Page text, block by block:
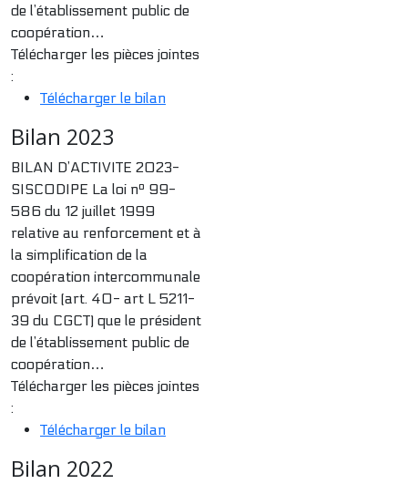
de l’établissement public de
coopération…
Télécharger les pièces jointes
:
Télécharger le bilan
Bilan 2023
BILAN D’ACTIVITE 2023-
SISCODIPE La loi nº 99-
586 du 12 juillet 1999
relative au renforcement et à
la simplification de la
coopération intercommunale
prévoit (art. 40- art L 5211-
39 du CGCT) que le président
de l’établissement public de
coopération…
Télécharger les pièces jointes
:
Télécharger le bilan
Bilan 2022